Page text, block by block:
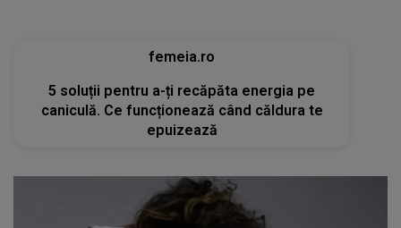
tvmania.libertatea.ro